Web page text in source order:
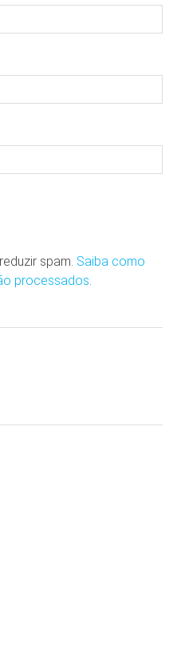
spam. Saiba como
processados